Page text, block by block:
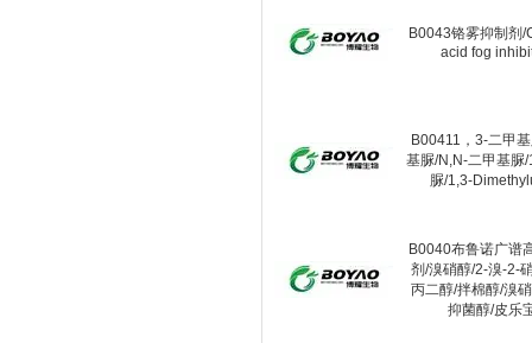
B0043铬雾抑制剂/
acid fog
B00411，3-二甲
基脲/N,N-二甲基脲
脲/1,3-
B0040布鲁诺广谱
剂/溴硝醇/2-溴-2-
丙二醇/拌棉醇/溴
抑菌醇/皮乐